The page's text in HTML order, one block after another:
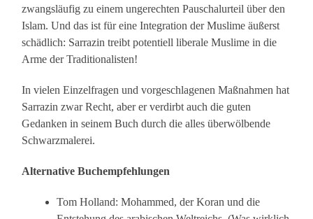
zwangsläufig zu einem ungerechten Pauschalurteil über den
Islam. Und das ist für eine Integration der Muslime äußerst
schädlich: Sarrazin treibt potentiell liberale Muslime in die
Arme der Traditionalisten!
In vielen Einzelfragen und vorgeschlagenen Maßnahmen hat
Sarrazin zwar Recht, aber er verdirbt auch die guten
Gedanken in seinem Buch durch die alles überwölbende
Schwarzmalerei.
Alternative Buchempfehlungen
Tom Holland: Mohammed, der Koran und die